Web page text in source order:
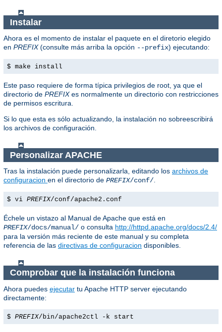
Instalar
Ahora es el momento de instalar el paquete en el diretorio elegido
en PREFIX(consulte más arriba la opción --prefix) ejecutando:
$ make install
Este paso requiere de forma típica privilegios de root, ya que el
directorio de PREFIXes normalmente un directorio con restricciones
de permisos escritura.
Si lo que esta es sólo actualizando, la instalación no sobreescribirá
los archivos de configuración.
Personalizar APACHE
Tras la instalación puede personalizarla, editando los archivos de
configuracion en el directorio de PREFIX/conf/.
$ vi PREFIX/conf/apache2.conf
Échele un vistazo al Manual de Apache que está en
PREFIX/docs/manual/ o consulta http://httpd.apache.org/docs/2.4/
para la versión más reciente de este manual y su completa
referencia de las directivas de configuracion disponibles.
Comprobar que la instalación funciona
Ahora puedes ejecutar tu Apache HTTP server ejecutando
directamente:
$ PREFIX/bin/apache2ctl -k start